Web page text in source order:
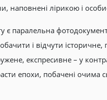
наповнені лірикою і
є паралельна
і відчути
експресивне – у
епохи, побачені очима